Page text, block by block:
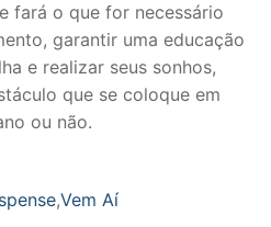
fará o que for necessário
garantir uma educação
e realizar seus sonhos,
que se coloque em
ou não.
,Vem Aí